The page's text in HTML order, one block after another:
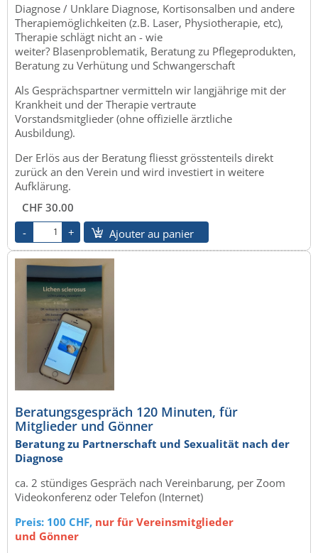
Diagnose / Unklare Diagnose, Kortisonsalben und andere
Therapiemöglichkeiten (z.B. Laser, Physiotherapie, etc),
Therapie schlägt nicht an - wie
weiter? Blasenproblematik, Beratung zu Pflegeprodukten,
Beratung zu Verhütung und Schwangerschaft
Als Gesprächspartner vermitteln wir langjährige mit der
Krankheit und der Therapie vertraute
Vorstandsmitglieder (ohne offizielle ärztliche
Ausbildung).
Der Erlös aus der Beratung fliesst grösstenteils direkt
zurück an den Verein und wird investiert in weitere
Aufklärung.
CHF 30.00
Ajouter au panier
Beratungsgespräch 120 Minuten, für
Mitglieder und Gönner
Beratung zu Partnerschaft und Sexualität nach der
Diagnose
ca. 2 stündiges Gespräch nach Vereinbarung, per Zoom
Videokonferenz oder Telefon (Internet)
Preis: 100 CHF, nur für Vereinsmitglieder
und Gönner